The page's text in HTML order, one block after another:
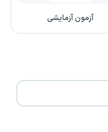
آزمون آزمایشی